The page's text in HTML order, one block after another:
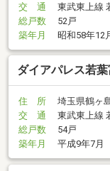
交 通
東武東上線
総戸数
52戸
築年月
昭和58年12
ダイアパレス若
住 所
埼玉県鶴ヶ
交 通
東武東上線
総戸数
54戸
築年月
平成9年7月